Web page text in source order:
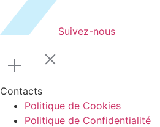
Suivez-nous
Contacts
Politique de Cookies
Politique de Confidentialité